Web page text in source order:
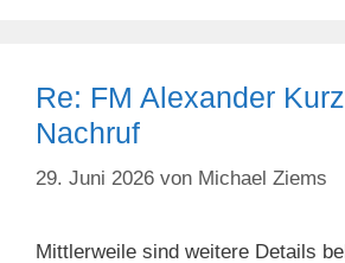
Re: FM Alexander
Nachruf
29. Juni 2026 von Michael Ziems
Mittlerweile sind weitere Details